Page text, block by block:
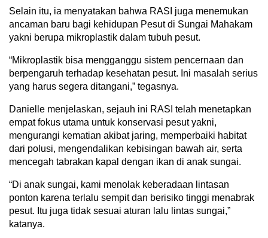
Selain itu, ia menyatakan bahwa RASI juga menemukan
ancaman baru bagi kehidupan Pesut di Sungai Mahakam
yakni berupa mikroplastik dalam tubuh pesut.
“Mikroplastik bisa mengganggu sistem pencernaan dan
berpengaruh terhadap kesehatan pesut. Ini masalah serius
yang harus segera ditangani,” tegasnya.
Danielle menjelaskan, sejauh ini RASI telah menetapkan
empat fokus utama untuk konservasi pesut yakni,
mengurangi kematian akibat jaring, memperbaiki habitat
dari polusi, mengendalikan kebisingan bawah air, serta
mencegah tabrakan kapal dengan ikan di anak sungai.
“Di anak sungai, kami menolak keberadaan lintasan
ponton karena terlalu sempit dan berisiko tinggi menabrak
pesut. Itu juga tidak sesuai aturan lalu lintas sungai,”
katanya.